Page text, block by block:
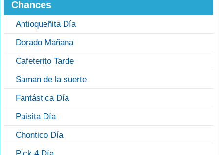
Chances
Antioqueñita Día
Dorado Mañana
Cafeterito Tarde
Saman de la suerte
Fantástica Día
Paisita Día
Chontico Día